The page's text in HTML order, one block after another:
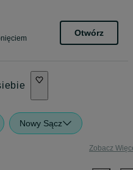
Otwórz
Nowy Sącz
Zobacz